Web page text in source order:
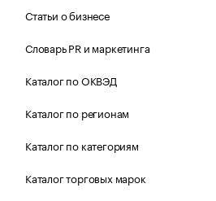
Статьи о бизнесе
Словарь PR и маркетинга
Каталог по ОКВЭД
Каталог по регионам
Каталог по категориям
Каталог торговых марок